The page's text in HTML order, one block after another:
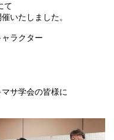
て
いたしました。
ラクター
サ学会の皆様に